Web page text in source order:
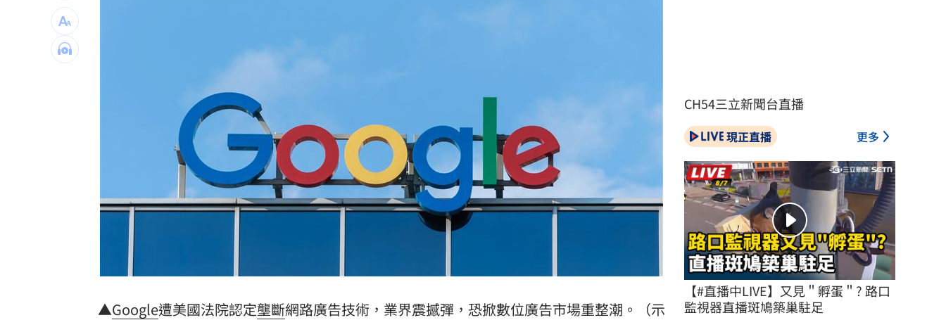
長尾獼猴失控狂襲居民！官方追查異常原因
伊波拉失控！專家憂病毒恐已突變
飲料空盒找嘸地方丟 騎車咬著遭攔查槓警 00:23
台灣彩券開獎直播中 20:31
LIVE三立+24小時直播 15:27
三立iNEWS新聞台線上直播
商場戰國來臨 台中「頂奢大道」逐漸成形
台彩父親節推新刮刮樂千萬頭獎超「爸」氣 12:00
▲Google遭美國法院認定壟斷網路廣告技術，業界震撼彈，恐掀數位廣告市場重整潮。（示
CH54三立新聞台直播
現正直播 更多
【#直播中LIVE】又見＂孵蛋＂? 路口
監視器直播斑鳩築巢駐足